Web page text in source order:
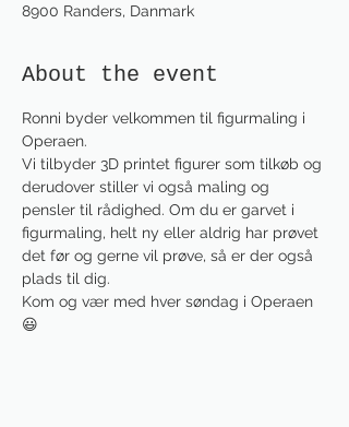
8900 Randers, Danmark
About the event
Ronni byder velkommen til figurmaling i
Operaen.
Vi tilbyder 3D printet figurer som tilkøb og
derudover stiller vi også maling og
pensler til rådighed. Om du er garvet i
figurmaling, helt ny eller aldrig har prøvet
det før og gerne vil prøve, så er der også
plads til dig.
Kom og vær med hver søndag i Operaen
😃